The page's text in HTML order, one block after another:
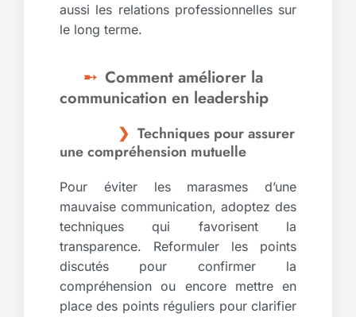
aussi les relations professionnelles sur
le long terme.
Comment améliorer la
communication en leadership
Techniques pour assurer
une compréhension mutuelle
Pour éviter les marasmes d’une
mauvaise communication, adoptez des
techniques qui favorisent la
transparence. Reformuler les points
discutés pour confirmer la
compréhension ou encore mettre en
place des points réguliers pour clarifier